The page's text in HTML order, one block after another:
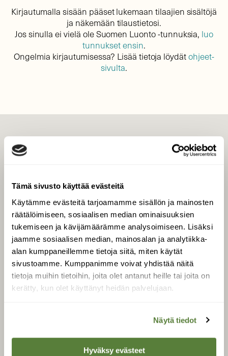
Tämä sivusto käyttää evästeitä
Käytämme evästeitä tarjoamamme sisällön ja mainosten
räätälöimiseen, sosiaalisen median ominaisuuksien
tukemiseen ja kävijämäärämme analysoimiseen. Lisäksi
jaamme sosiaalisen median, mainosalan ja analytiikka-
alan kumppaneillemme tietoja siitä, miten käytät
sivustoamme. Kumppanimme voivat yhdistää näitä
tietoja muihin tietoihin, joita olet antanut heille tai joita on
kerätty, kun olet käyttänyt heidän palvelujaan.
Näytä tiedot
Hyväksy evästeet
Kirjautumalla sisään pääset lukemaan tilaajien sisältöjä
ja näkemään tilaustietosi.
Jos sinulla ei vielä ole Suomen Luonto -tunnuksia, luo
tunnukset ensin.
Ongelmia kirjautumisessa? Lisää tietoja löydätohjeet-
sivulta.
Tilaa digilukuoikeus
Äänestä parasta juttua
Tilaa uutiskirje
SUOMEN LUONNON­
SUOJELU­LIITTO
Suomen Luonto -lehden
luonnonsuojelu­liitto.